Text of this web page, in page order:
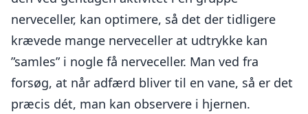
nerveceller, kan optimere, så det der tidligere
krævede mange nerveceller at udtrykke kan
”samles” i nogle få nerveceller. Man ved fra
forsøg, at når adfærd bliver til en vane, så er det
præcis dét, man kan observere i hjernen.